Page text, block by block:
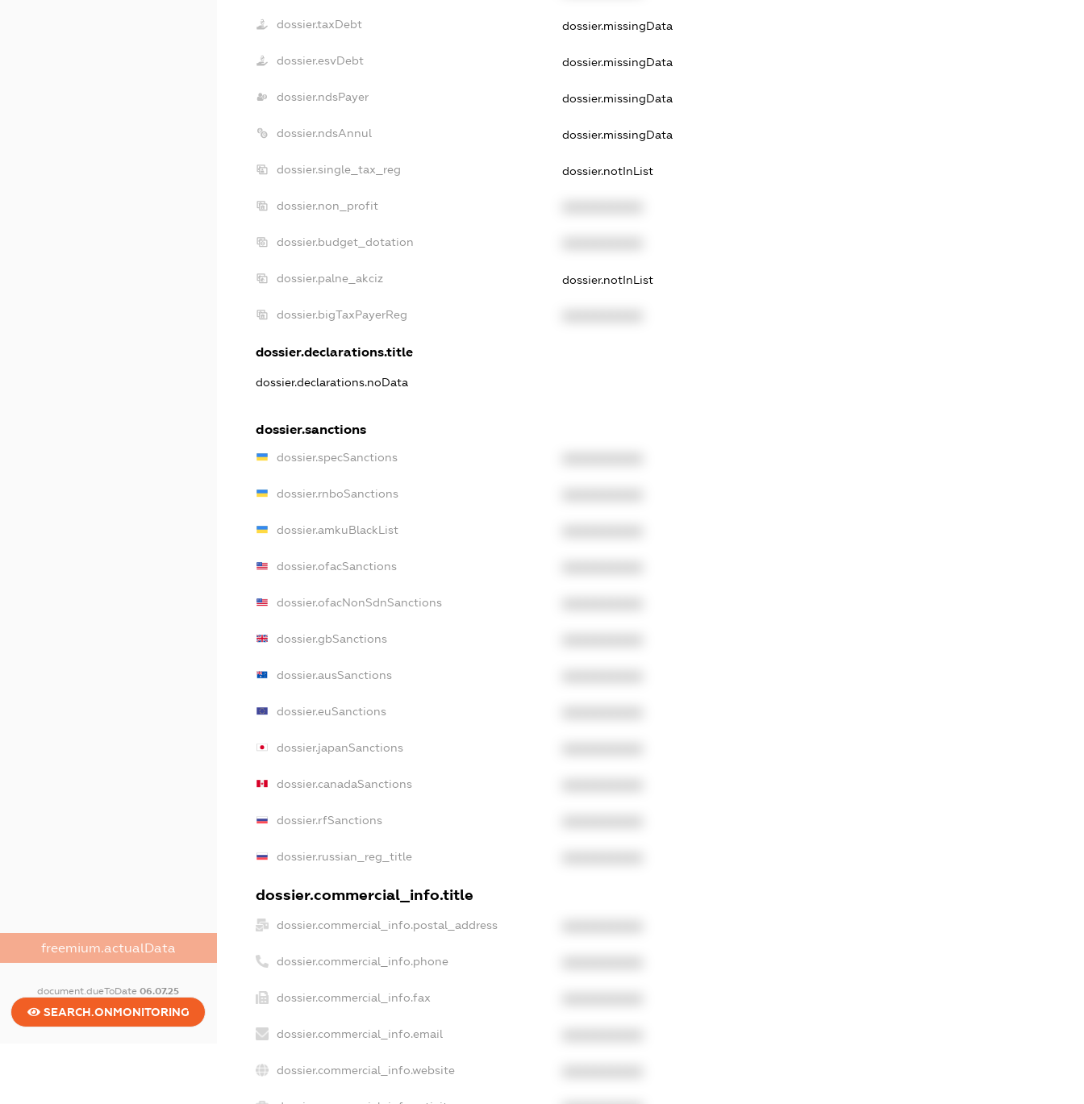
freemium.actualData
document.dueToDate06.07.25
SEARCH.ONMONITORING
dossier.taxDebt dossier.missingData
dossier.esvDebt dossier.missingData
dossier.ndsPayer dossier.missingData
dossier.ndsAnnul dossier.missingData
dossier.single_tax_reg dossier.notInList
dossier.non_profit
dossier.budget_dotation
dossier.palne_akciz dossier.notInList
dossier.bigTaxPayerReg
dossier.declarations.title
dossier.declarations.noData
dossier.sanctions
dossier.specSanctions
dossier.rnboSanctions
dossier.amkuBlackList
dossier.ofacSanctions
dossier.ofacNonSdnSanctions
dossier.gbSanctions
dossier.ausSanctions
dossier.euSanctions
dossier.japanSanctions
dossier.canadaSanctions
dossier.rfSanctions
dossier.russian_reg_title
dossier.commercial_info.title
dossier.commercial_info.postal_address
dossier.commercial_info.phone
dossier.commercial_info.fax
dossier.commercial_info.email
dossier.commercial_info.website